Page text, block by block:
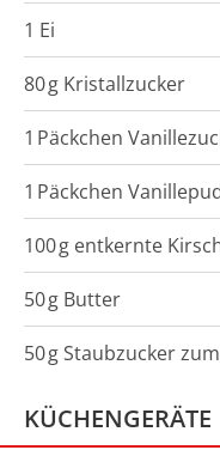
1 Ei
80g Kristallzucker
1 Päckchen
1 Päckchen
100g entkernte
50g Butter
50gStaubzucker
KÜCHENGERÄTE